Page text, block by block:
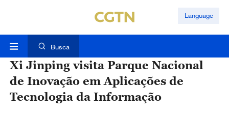
Language
Busca
Xi Jinping visita Parque Nacional
de Inovação em Aplicações de
Tecnologia da Informação